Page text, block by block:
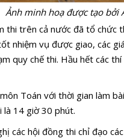
Ảnh minh hoạ được tạo bởi
thi trên cả nước đã tổ chức
nhiệm vụ được giao, các
quy chế thi. Hầu hết các
Toán với thời gian làm
là 14 giờ 30 phút.
các hội đồng thi chỉ đạo